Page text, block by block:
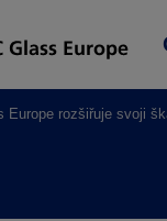
Europe rozšiřuje svoji